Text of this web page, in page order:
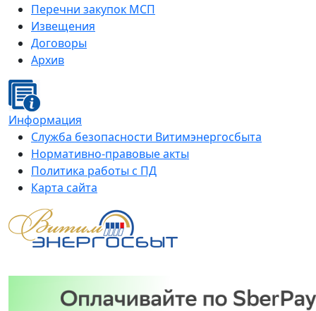
Перечни закупок МСП
Извещения
Договоры
Архив
Информация
Служба безопасности Витимэнергосбыта
Нормативно-правовые акты
Политика работы с ПД
Карта сайта